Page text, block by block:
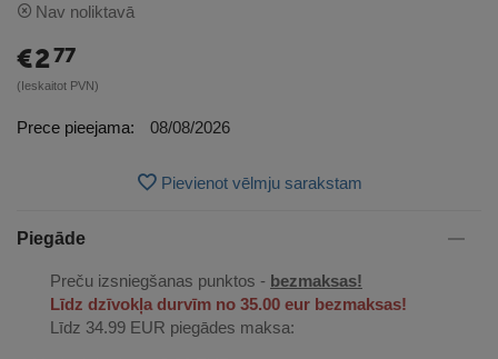
Nav noliktavā
€277
(Ieskaitot PVN)
Prece pieejama: 08/08/2026
Pievienot vēlmju sarakstam
Piegāde
Preču izsniegšanas punktos - bezmaksas!
Līdz dzīvokļa durvīm no 35.00 eur bezmaksas!
Līdz 34.99 EUR piegādes maksa: